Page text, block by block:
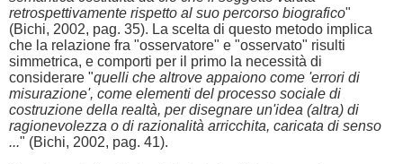
retrospettivamente rispetto al suo percorso biografico"
(Bichi, 2002, pag. 35). La scelta di questo metodo implica
che la relazione fra "osservatore" e "osservato" risulti
simmetrica, e comporti per il primo la necessità di
considerare "quelli che altrove appaiono come 'errori di
misurazione', come elementi del processo sociale di
costruzione della realtà, per disegnare un'idea (altra) di
ragionevolezza o di razionalità arricchita, caricata di senso
..." (Bichi, 2002, pag. 41).